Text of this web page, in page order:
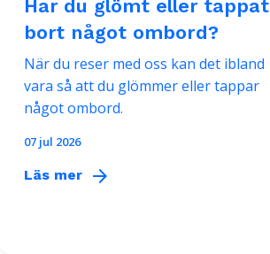
Har du glömt eller tappat
bort något ombord?
När du reser med oss kan det ibland
vara så att du glömmer eller tappar
något ombord.
07 jul 2026
Läs mer arrow_forward